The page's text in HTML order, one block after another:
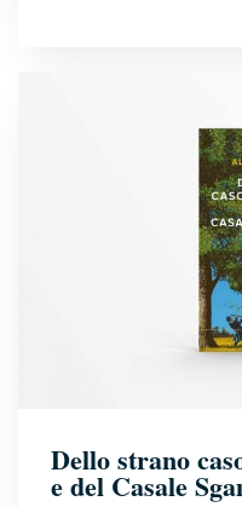
Dello strano
e del Casale